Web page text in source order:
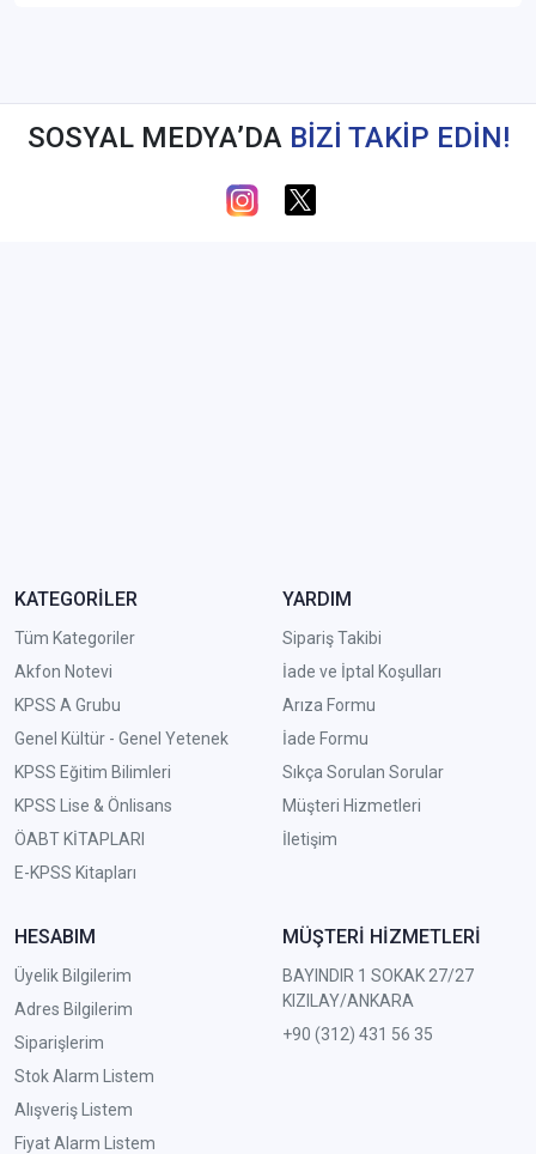
SOSYAL MEDYA’DA BİZİ TAKİP EDİN!
KATEGORİLER
Tüm Kategoriler
Akfon Notevi
KPSS A Grubu
Genel Kültür - Genel Yetenek
KPSS Eğitim Bilimleri
KPSS Lise & Önlisans
ÖABT KİTAPLARI
E-KPSS Kitapları
YARDIM
Sipariş Takibi
İade ve İptal Koşulları
Arıza Formu
İade Formu
Sıkça Sorulan Sorular
Müşteri Hizmetleri
İletişim
HESABIM
Üyelik Bilgilerim
Adres Bilgilerim
Siparişlerim
Stok Alarm Listem
Alışveriş Listem
Fiyat Alarm Listem
MÜŞTERİ HİZMETLERİ
BAYINDIR 1 SOKAK 27/27
KIZILAY/ANKARA
+90 (312) 431 56 35